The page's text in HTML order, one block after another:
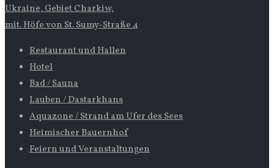
Ukraine, Gebiet Charkiw,
mit. Höfe von St. Sumy-Straße 4
Restaurant und Hallen
Hotel
Bad / Sauna
Lauben / Dastarkhans
Aquazone / Strand am Ufer des Sees
Heimischer Bauernhof
Feiern und Veranstaltungen